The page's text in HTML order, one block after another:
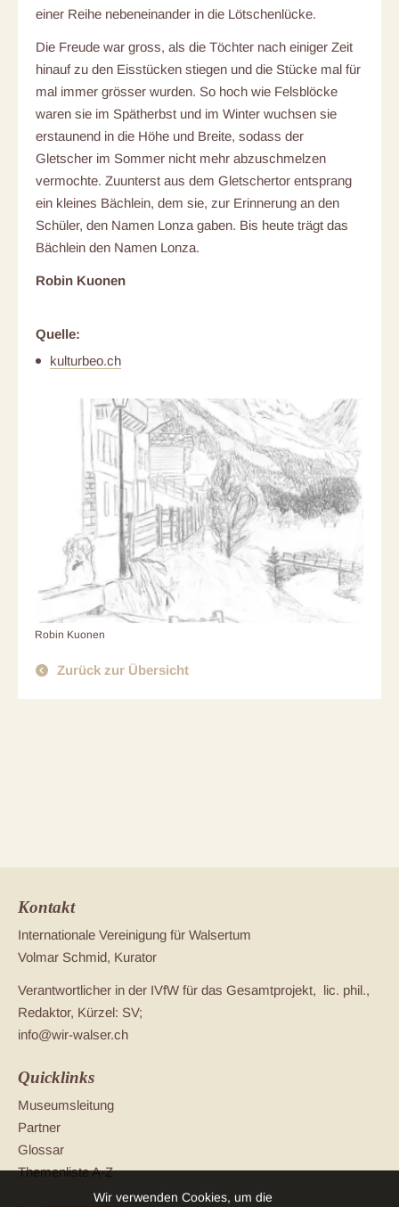
Robin Kuonen
Zurück zur Übersicht
einer Reihe nebeneinander in die Lötschenlücke.
Die Freude war gross, als die Töchter nach einiger Zeit
hinauf zu den Eisstücken stiegen und die Stücke mal für
mal immer grösser wurden. So hoch wie Felsblöcke
waren sie im Spätherbst und im Winter wuchsen sie
erstaunend in die Höhe und Breite, sodass der
Gletscher im Sommer nicht mehr abzuschmelzen
vermochte. Zuunterst aus dem Gletschertor entsprang
ein kleines Bächlein, dem sie, zur Erinnerung an den
Schüler, den Namen Lonza gaben. Bis heute trägt das
Bächlein den Namen Lonza.
Robin Kuonen
Quelle:
kulturbeo.ch
Kontakt
Internationale Vereinigung für Walsertum
Volmar Schmid, Kurator
Verantwortlicher in der IVfW für das Gesamtprojekt, lic. phil.,
Redaktor, Kürzel: SV;
info@wir-walser.ch
Quicklinks
Museumsleitung
Partner
Glossar
Themenliste A-Z
Wir verwenden Cookies, um die